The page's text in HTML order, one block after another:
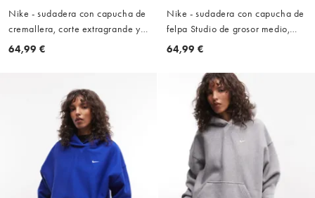
Nike - sudadera con capucha de
cremallera, corte extragrande y
corto, de felpa de grosor medio
64,99 €
Nike - sudadera con capucha de
felpa Studio de grosor medio,
extragrande y corta con
64,99 €